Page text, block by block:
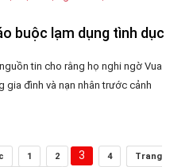
buộc lạm dụng tình dục
tin cho rằng họ nghi ngờ Vua
gia đình và nạn nhân trước cảnh
1 2 3 4
Trang